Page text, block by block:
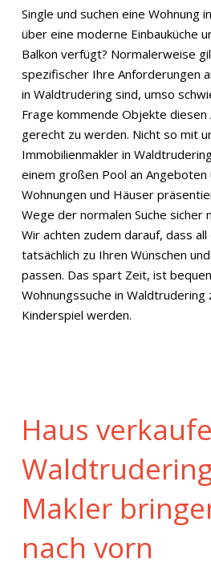
Single und suchen eine Wohnung
über eine moderne Einbauküche
Balkon verfügt? Normalerweise
spezifischer Ihre Anforderungen
in Waldtrudering sind, umso
Frage kommende Objekte diesen
gerecht zu werden. Nicht so mit
Immobilienmakler in
einem großen Pool an Angeboten
Wohnungen und Häuser
Wege der normalen Suche sicher
Wir achten zudem darauf, dass
tatsächlich zu Ihren Wünschen
passen. Das spart Zeit, ist
Wohnungssuche in Waldtrudering
Kinderspiel werden.
Haus
Makler
nach vorn